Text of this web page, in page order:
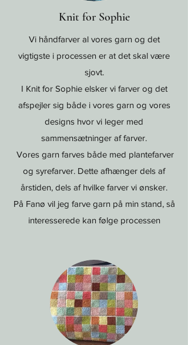
Knit for Sophie
Vi håndfarver al vores garn og det
vigtigste i processen er at det skal være
sjovt.
I Knit for Sophie elsker vi farver og det
afspejler sig både i vores garn og vores
designs hvor vi leger med
sammensætninger af farver.
Vores garn farves både med plantefarver
og syrefarver. Dette afhænger dels af
årstiden, dels af hvilke farver vi ønsker.
På Fanø vil jeg farve garn på min stand, så
interesserede kan følge processen